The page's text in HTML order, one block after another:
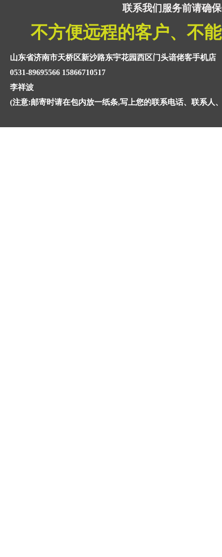
联系我们服务前请确
不方便远程的客户、不
山东省济南市天桥区新沙路东宇花园西区门头谙佬客手机店
0531-89695566 15866710517
李祥波
(注意:邮寄时请在包内放一纸条,写上您的联系电话、联系人